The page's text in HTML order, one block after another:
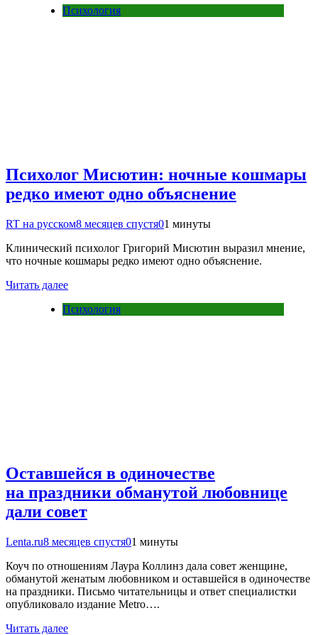
Психология
Психолог Мисютин: ночные кошмары
редко имеют одно объяснение
RT на русском8 месяцев спустя01 минуты
Клинический психолог Григорий Мисютин выразил мнение,
что ночные кошмары редко имеют одно объяснение.
Читать далее
Психология
Оставшейся в одиночестве
на праздники обманутой любовнице
дали совет
Lenta.ru8 месяцев спустя01 минуты
Коуч по отношениям Лаура Коллинз дала совет женщине,
обманутой женатым любовником и оставшейся в одиночестве
на праздники. Письмо читательницы и ответ специалистки
опубликовало издание Metro….
Читать далее